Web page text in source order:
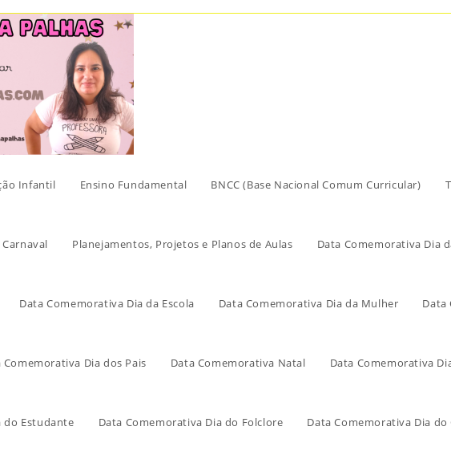
Infantil Ensino Fundamental BNCC (Base Nacional Comum Curricular)
Planejamentos, Projetos e Planos de Aulas Data Comemorativa Dia
Data Comemorativa Dia da Escola Data Comemorativa Dia da Mulher Data
Comemorativa Dia dos Pais Data Comemorativa Natal Data Comemorativa
do Estudante Data Comemorativa Dia do Folclore Data Comemorativa Dia do